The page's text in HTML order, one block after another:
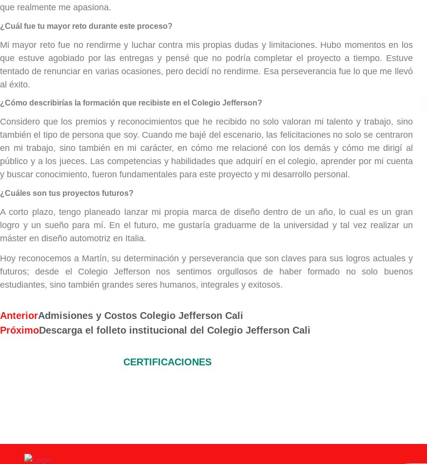
que realmente me apasiona.
¿Cuál fue tu mayor reto durante este proceso?
Mi mayor reto fue no rendirme y luchar contra mis propias dudas y limitaciones. Hubo momentos en los
que estuve agobiado por las entregas y pensé que no podría completar el proyecto a tiempo. Estuve
tentado de renunciar en varias ocasiones, pero decidí no rendirme. Esa perseverancia fue lo que me llevó
al éxito.
¿Cómo describirías la formación que recibiste en el Colegio Jefferson?
Considero que los premios y reconocimientos que he recibido no solo valoran mi talento y trabajo, sino
también el tipo de persona que soy. Cuando me bajé del escenario, las felicitaciones no solo se centraron
en mi trabajo, sino también en mi carácter, en cómo me relacioné con los demás y cómo me dirigí al
público y a los jueces. Las competencias y habilidades que adquirí en el colegio, aprender por mi cuenta
y buscar conocimiento, fueron fundamentales para este proyecto y mi desarrollo personal.
¿Cuáles son tus proyectos futuros?
A corto plazo, tengo planeado lanzar mi propia marca de diseño dentro de un año, lo cual es un gran
logro y un sueño para mí. En el futuro, me gustaría graduarme de la universidad y tal vez realizar un
máster en diseño automotriz en Italia.
Hoy reconocemos a Martín, su determinación y perseverancia que son claves para sus logros actuales y
futuros; desde el Colegio Jefferson nos sentimos orgullosos de haber formado no solo buenos
estudiantes, sino también grandes seres humanos, integrales y exitosos.
AnteriorAdmisiones y Costos Colegio Jefferson Cali
PróximoDescarga el folleto institucional del Colegio Jefferson Cali
CERTIFICACIONES